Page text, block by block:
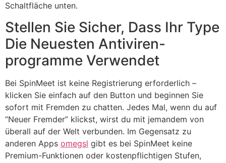
Schaltfläche unten.
Stellen Sie Sicher, Dass Ihr Type
Die Neuesten Antiviren-
programme Verwendet
Bei SpinMeet ist keine Registrierung erforderlich –
klicken Sie einfach auf den Button und beginnen Sie
sofort mit Fremden zu chatten. Jedes Mal, wenn du auf
“Neuer Fremder” klickst, wirst du mit jemandem von
überall auf der Welt verbunden. Im Gegensatz zu
anderen Apps omegsl gibt es bei SpinMeet keine
Premium-Funktionen oder kostenpflichtigen Stufen,